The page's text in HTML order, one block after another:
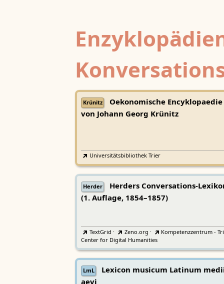
Krünitz
Oekonomische Encyklopaedie
von Johann Georg Krünitz
Universitätsbibliothek Trier
Herder
Herders Conversations-
(1. Auflage, 1854–1857)
TextGrid · Zeno.org ·
Kompetenzzentrum -
Center for Digital Humanities
LmL
Lexicon musicum Latinum